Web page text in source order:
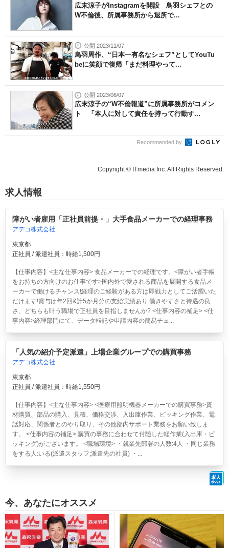
広末涼子がInstagramを開設 鳥羽シェフとの
W不倫後、所属事務所から退所で...
公開 2023/11/07
鳥羽周作、“日本一有名なシェフ”としてYouTu
beに笑顔で復帰「まだ料理やって...
公開 2023/06/07
広末涼子の“W不倫報道”に所属事務所がコメン
ト 「本人に対して責任を持って行動す...
Recommended by
Copyright © ITmedia Inc. All Rights Reserved.
求人情報
障がい者雇用「正社員前提・」大手食品メーカーでの経理事務
アデコ株式会社
東京都
正社員 / 派遣社員：時給1,500円
【仕事内容】<主な仕事内容> 食品メーカーでの経理です。<障がい者手帳
をお持ちの方向けのお仕事です>国内外で愛される商品を展開する食品メ
ーカーで働けるチャンス!経理のご経験がある方は即戦力としてご活躍いた
だけます!賞与は年2回&計5か月分の支給実績あり 働きやすさと待遇の良
さ、どちらも叶う職場で正社員を目指しませんか? <仕事内容の補足> <仕
事内容>経理部門にて、データ転記や申請内容の簡易チェ...
「人気の紹介予定派遣」上場企業グループでの購買事務
アデコ株式会社
東京都
正社員 / 派遣社員：時給1,550円
【仕事内容】<主な仕事内容> <医療用照明機器メーカーでの購買事務>資
材購買、部品の購入、見積、価格交渉、入出庫作業、ピッキング作業、電
話対応、関係者とのやり取り、その他部内サポート業務をお願い致しま
す。 <仕事内容の補足> 購買の事務に合わせて付随した軽作業(入出庫・ピ
ッキング)がございます。 <職場環境> ・就業先部署の人数:4人 ・同じ業務
をする人:いる(派遣スタッフ;派遣先の社員) ・...
今、あなたにオススメ